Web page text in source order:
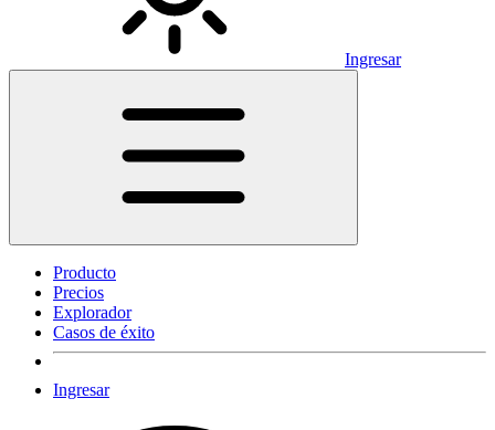
Ingresar
Producto
Precios
Explorador
Casos de éxito
Ingresar